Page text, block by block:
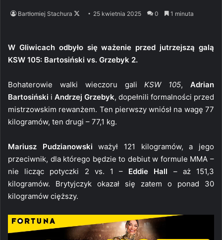
Bartłomiej Stachura
Follow25 kwietnia 2025 0 1 minuta
W Gliwicach odbyło się ważenie przed jutrzejszą galą
KSW 105: Bartosiński vs. Grzebyk 2.
Bohaterowie walki wieczoru galiKSW 105,Adrian
Bartosiński i Andrzej Grzebyk, dopełnili formalności przed
mistrzowskim rewanżem. Ten pierwszy wniósł na wagę 77
kilogramów, ten drugi – 77,1 kg.
Mariusz Pudzianowski ważył 121 kilogramów, a jego
przeciwnik, dla którego będzie to debiut w formule MMA –
nie licząc potyczki 2 vs. 1 – Eddie Hall – aż 151,3
kilogramów. Brytyjczyk okazał się zatem o ponad 30
kilogramów cięższy.